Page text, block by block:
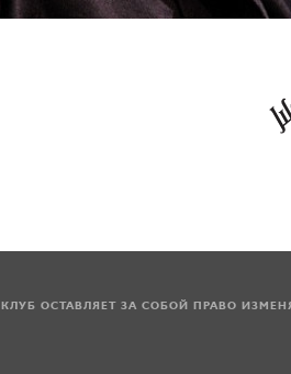
КЛУБ ОСТАВЛЯЕТ ЗА СОБОЙ ПРАВО